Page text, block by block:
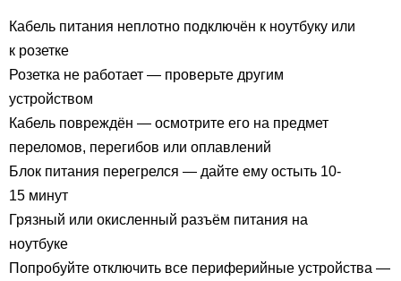
Кабель питания неплотно подключён к ноутбуку или
к розетке
Розетка не работает — проверьте другим
устройством
Кабель повреждён — осмотрите его на предмет
переломов, перегибов или оплавлений
Блок питания перегрелся — дайте ему остыть 10-
15 минут
Грязный или окисленный разъём питания на
ноутбуке
Попробуйте отключить все периферийные устройства —